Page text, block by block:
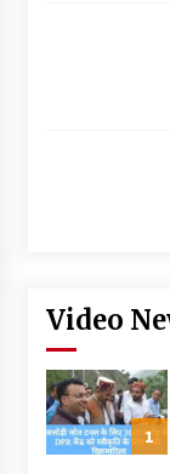
Video
1